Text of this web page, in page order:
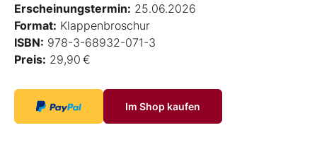
Erscheinungstermin: 25.06.2026
Format: Klappenbroschur
ISBN: 978-3-68932-071-3
Preis: 29,90 €
Im Shop kaufen